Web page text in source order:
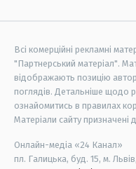
Всі комерційні рекламні
"Партнерський матеріал".
відображають позицію
поглядів. Детальніше щодо
ознайомитись в правилах
Матеріали сайту призначені
Онлайн-медіа «24 Канал»
пл. Галицька, буд. 15, м.